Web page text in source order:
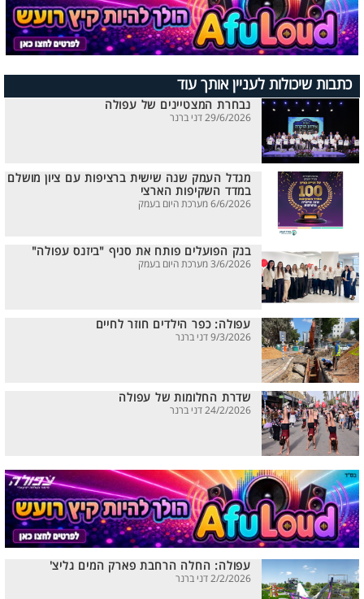
כתבות שיכולות לעניין אותך עוד
נבחרת המצטיינים של עפולה
29/6/2026 דני ברנר
מגדל העמק שנה שישית ברציפות עם ציון מושלם
במדד השקיפות הארצי
6/6/2026 מערכת היום בעמק
בנק הפועלים פותח את סניף "ביזנס עפולה"
3/6/2026 מערכת היום בעמק
עפולה: כפר הילדים חוזר לחיים
9/3/2026 דני ברנר
שדרת החלומות של עפולה
24/2/2026 דני ברנר
עפולה: החלה הרחבת פארק המים גליצ'
2/2/2026 דני ברנר